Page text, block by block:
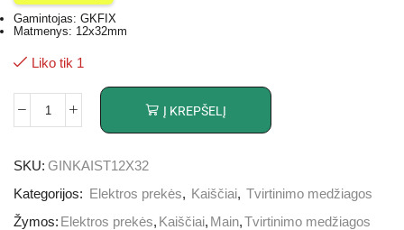
Gamintojas: GKFIX
Matmenys: 12x32mm
Liko tik 1
Į KREPŠELĮ
SKU: GINKAIST12X32
Kategorijos:
Elektros prekės, Kaiščiai, Tvirtinimo medžiagos
Žymos: Elektros prekės, Kaiščiai, Main,Tvirtinimo medžiagos